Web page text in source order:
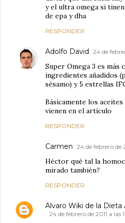
y el ultra omega si
de epa y dha
RESPONDER
Adolfo David 24 de
Super Omega 3 es
ingredientes añadidos
sésamo) y 5 estrellas
Básicamente los
vienen en el artículo
RESPONDER
Carmen 24 de febrero de
Héctor qué tal la
mirado también?
RESPONDER
Alvaro Wiki de la
24 de febrero de 2011 a las